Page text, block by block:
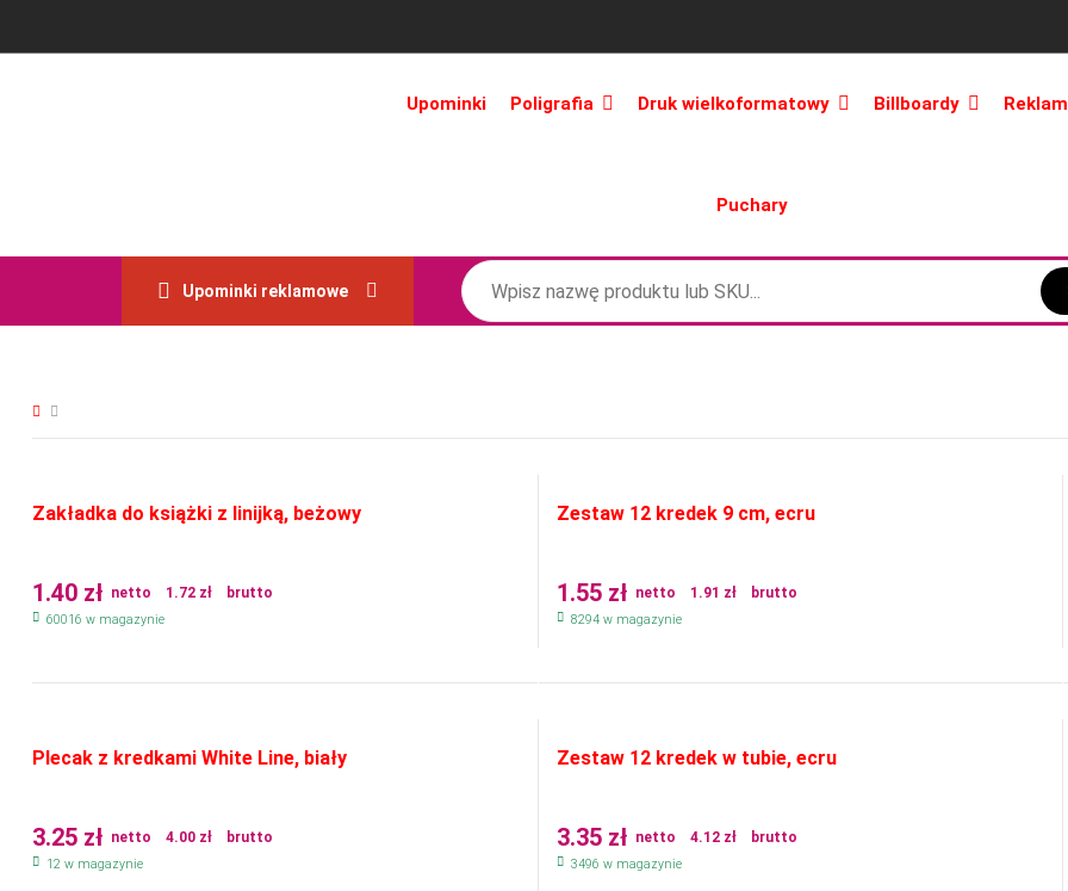
Upominki Poligrafia Druk wielkoformatowy Billboardy
Puchary
Upominki reklamowe
Zakładka do książki z linijką, beżowy
1.40 zł netto 1.72 zł brutto
60016 w magazynie
Zestaw 12 kredek 9 cm, ecru
1.55 zł netto 1.91 zł brutto
8294 w magazynie
Plecak z kredkami White Line, biały
3.25 zł netto 4.00 zł brutto
12 w magazynie
Zestaw 12 kredek w tubie, ecru
3.35 zł netto 4.12 zł brutto
3496 w magazynie